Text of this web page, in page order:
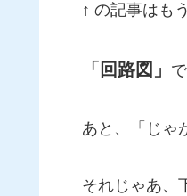
↑ の記事はも
「回路図」 で
あと、「じゃ
それじゃあ、